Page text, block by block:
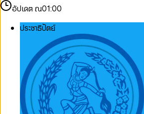
อัปเดต ณ01:00
ประชาธิปัตย์